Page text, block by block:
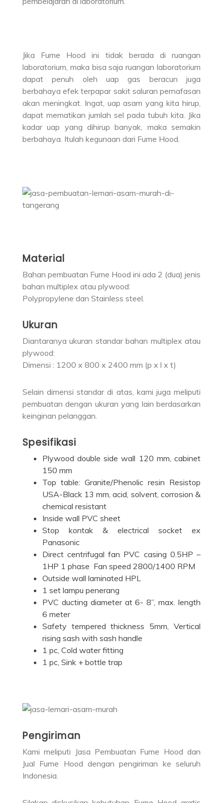
Jika Fume Hood ini tidak berada di ruangan
laboratorium, maka bisa saja ruangan laboratorium
dapat penuh oleh uap gas beracun juga
berbahaya efek terpapar sakit saluran pernafasan
akan meningkat. Ingat, uap asam yang kita hirup,
dapat mematikan jumlah sel pada tubuh kita. Jika
kadar uap yang dihirup banyak, maka semakin
berbahaya. Itulah kegunaan dari Fume Hood.
Material
Bahan pembuatan Fume Hood ini ada 2 (dua) jenis
bahan multiplex atau plywood:
Polypropylene dan Stainless steel.
Ukuran
Diantaranya ukuran standar bahan multiplex atau
plywood:
Dimensi : 1200 x 800 x 2400 mm (p x l x t)
Selain dimensi standar di atas, kami juga meliputi
pembuatan dengan ukuran yang lain berdasarkan
keinginan pelanggan.
Spesifikasi
Plywood double side wall 120 mm, cabinet
150 mm
Top table: Granite/Phenolic resin Resistop
USA-Black 13 mm, acid, solvent, corrosion &
chemical resistant
Inside wall PVC sheet
Stop kontak & electrical socket ex
Panasonic
Direct centrifugal fan PVC casing 0.5HP –
1HP 1 phase Fan speed 2800/1400 RPM
Outside wall laminated HPL
1 set lampu penerang
PVC ducting diameter at 6- 8”, max. length
6 meter
Safety tempered thickness 5mm, Vertical
rising sash with sash handle
1 pc, Cold water fitting
1 pc, Sink + bottle trap
Pengiriman
Kami meliputi Jasa Pembuatan Fume Hood dan
Jual Fume Hood dengan pengiriman ke seluruh
Indonesia.